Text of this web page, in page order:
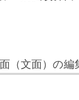
（文面）の編